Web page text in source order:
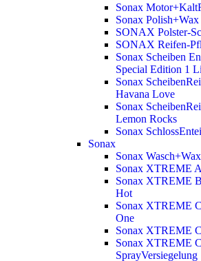
Sonax
Sonax
SONAX Polster-
SONAX Reifen-
Sonax Scheiben
Special Edition 1
Sonax
Havana Love
Sonax
Lemon Rocks
Sonax
Sonax
Sonax Wasch+Wax
Sonax XTREME
Sonax XTREME
Hot
Sonax XTREME
One
Sonax XTREME
Sonax XTREME
SprayVersiegelung